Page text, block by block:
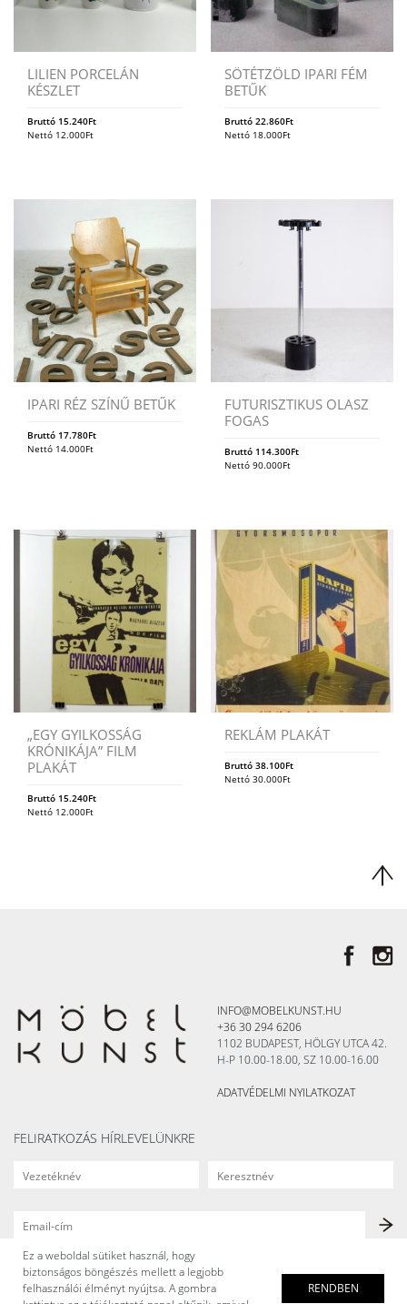
LILIEN PORCELÁN
KÉSZLET
Bruttó 15.240Ft
Nettó 12.000Ft
SÖTÉTZÖLD IPARI FÉM
BETŰK
Bruttó22.860Ft
Nettó 18.000Ft
IPARI RÉZ SZÍNŰ BETŰK
Bruttó 17.780Ft
Nettó 14.000Ft
FUTURISZTIKUS OLASZ
FOGAS
Bruttó 114.300Ft
Nettó90.000Ft
„EGY GYILKOSSÁG
KRÓNIKÁJA” FILM
PLAKÁT
Bruttó 15.240Ft
Nettó 12.000Ft
REKLÁM PLAKÁT
Bruttó38.100Ft
Nettó30.000Ft
INFO@MOBELKUNST.HU
+36 30 294 6206
1102 BUDAPEST, HÖLGY UTCA 42.
H-P 10.00-18.00, SZ 10.00-16.00
ADATVÉDELMI NYILATKOZAT
FELIRATKOZÁS HÍRLEVELÜNKRE
Ez a weboldal sütiket használ, hogy
biztonságos böngészés mellett a legjobb
felhasználói élményt nyújtsa. A gombra
RENDBEN